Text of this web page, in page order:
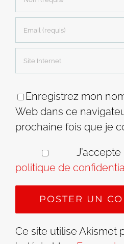
Enregistrez mon
Web dans ce
prochaine fois que je
J’accepte
politique de
Ce site utilise Akismet